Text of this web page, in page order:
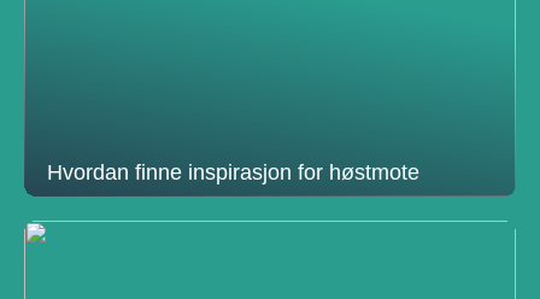
Hvordan finne inspirasjon for høstmote